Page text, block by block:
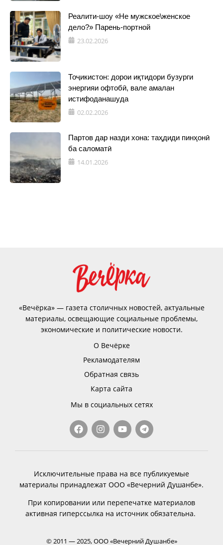
Реалити-шоу «Не мужское\женское
дело?» Парень-портной
23.02.2026
Тоҷикистон: дорои иқтидори бузурги
энергияи офтобӣ, вале амалан
истифоданашуда
02.02.2026
Партов дар назди хона: таҳдиди пинҳонӣ
ба саломатӣ
14.01.2026
«Вечёрка» — газета столичных новостей, актуальные
материалы, освещающие социальные проблемы,
экономические и политические новости.
О Вечёрке
Рекламодателям
Обратная связь
Карта сайта
Мы в социальных сетях
Исключительные права на все публикуемые
материалы принадлежат ООО «Вечерний Душанбе».
При копировании или перепечатке материалов
активная гиперссылка на источник обязательна.
© 2011 — 2025, ООО «Вечерний Душанбе»